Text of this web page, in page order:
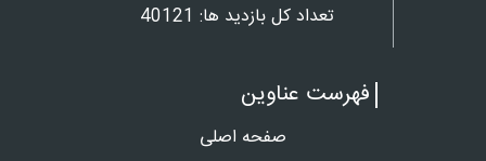
تعداد کل بازدید ها: 40121
فهرست عناوین
صفحه اصلی